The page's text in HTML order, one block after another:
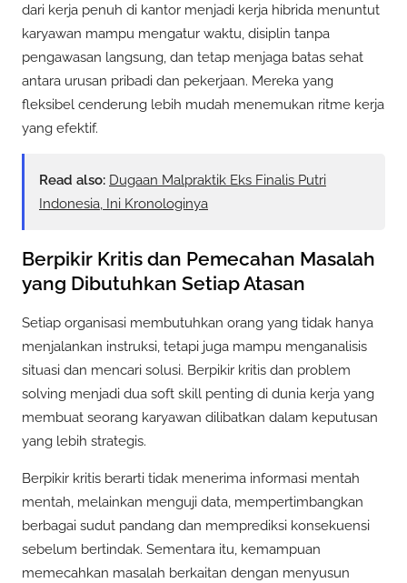
dari kerja penuh di kantor menjadi kerja hibrida menuntut
karyawan mampu mengatur waktu, disiplin tanpa
pengawasan langsung, dan tetap menjaga batas sehat
antara urusan pribadi dan pekerjaan. Mereka yang
fleksibel cenderung lebih mudah menemukan ritme kerja
yang efektif.
Read also: Dugaan Malpraktik Eks Finalis Putri
Indonesia, Ini Kronologinya
Berpikir Kritis dan Pemecahan Masalah
yang Dibutuhkan Setiap Atasan
Setiap organisasi membutuhkan orang yang tidak hanya
menjalankan instruksi, tetapi juga mampu menganalisis
situasi dan mencari solusi. Berpikir kritis dan problem
solving menjadi dua soft skill penting di dunia kerja yang
membuat seorang karyawan dilibatkan dalam keputusan
yang lebih strategis.
Berpikir kritis berarti tidak menerima informasi mentah
mentah, melainkan menguji data, mempertimbangkan
berbagai sudut pandang dan memprediksi konsekuensi
sebelum bertindak. Sementara itu, kemampuan
memecahkan masalah berkaitan dengan menyusun